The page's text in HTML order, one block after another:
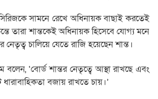
সামনে রেখে অধিনায়ক বাছাই করতেই
তারা শান্তকেই অধিনায়ক হিসেবে যোগ্য মনে
চালিয়ে যেতে রাজি হয়েছেন শান্ত।
‘বোর্ড শান্তর নেতৃত্বে আস্থা রাখছে এবং
বজায় রাখতে চায়।’